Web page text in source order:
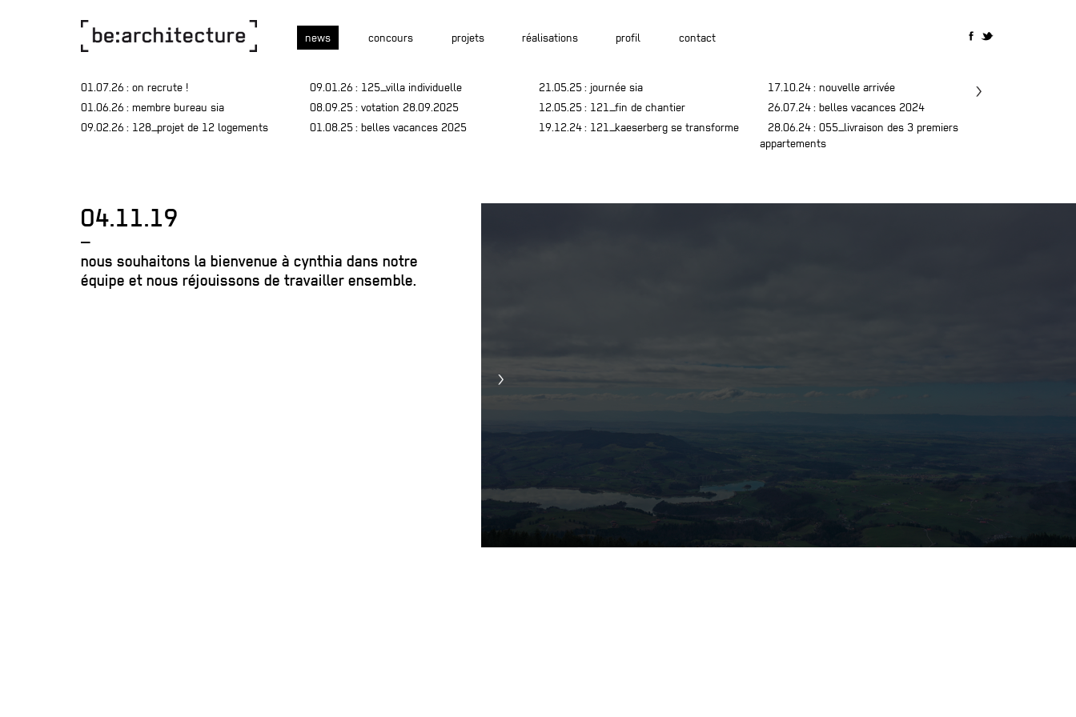
news concours projets réalisations profil contact
01.07.26 : on recrute !
01.06.26 : membre bureau sia
09.02.26 : 128_projet de 12 logements
09.01.26 : 125_villa individuelle
08.09.25 : votation 28.09.2025
01.08.25 : belles vacances 2025
21.05.25 : journée sia
12.05.25 : 121_fin de chantier
19.12.24: 121_kaeserberg se transforme
17.10.24: nouvelle arrivée
26.07.24: belles vacances 2024
28.06.24: 055_livraison des 3 premiers
appartements
04.11.19
—
nous souhaitons la bienvenue à cynthia dans notre
équipe et nous réjouissons de travailler ensemble.